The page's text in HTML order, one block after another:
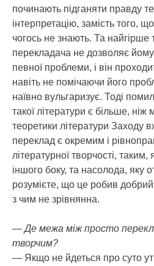
починають підганяти правду
інтерпретацію, замість того,
чогось не знають. Та найгірше
перекладача не дозволяє йому
певної проблеми, і він
навіть не помічаючи його
наївно вульгаризує. Тоді
такої літератури є більше,
теоретики літератури Заходу
переклад є окремим і
літературної творчості,
іншого боку, та насолода, яку
розумієте, що це робив
з чим не зрівнянна.
— Де межа між просто
творчим?
— Якщо не йдеться про суто